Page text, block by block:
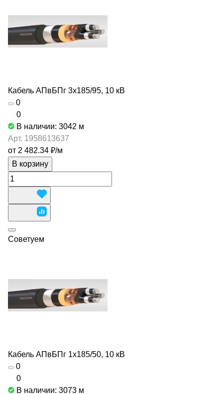
Кабель АПвБПг 3х185/95, 10 кВ
0
0
В наличии: 3042 м
Арт. 1958613637
от 2 482.34 ₽/м
В корзину
Советуем
Кабель АПвБПг 1х185/50, 10 кВ
0
0
В наличии: 3073 м